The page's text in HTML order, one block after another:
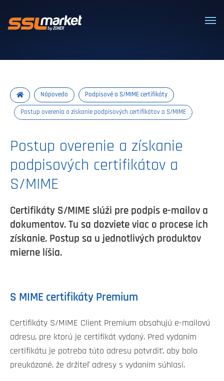
Dôveryhodné SSL/TLS certifikáty
Nápoveda Podpisové a S/MIME certifikáty
Postup overenia a získanie podpisových certifikátov a S/MIME
Postup overenie a získanie
podpisových certifikátov a
S/MIME
Certifikáty S/MIME slúži pre podpis e-mailov a
dokumentov. Tu sa dozviete viac o procese ich
získanie. Postup sa u jednotlivých produktov
mierne líšia.
S MIME certifikáty Premium
Certifikáty S/MIME Client Premium obsahujú e-mailovú
adresu, pre ktorú je certifikát vydaný. Pred vydaním
certifikátu je potreba túto adresu potvrdiť, aby bolo
preukázané, že držiteľ adresy s vydaním súhlasí.